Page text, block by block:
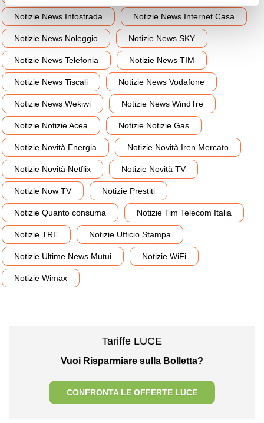
Notizie News Infostrada Notizie News Internet Casa
Notizie News Noleggio Notizie News SKY
Notizie News Telefonia Notizie News TIM
Notizie News Tiscali Notizie News Vodafone
Notizie News Wekiwi Notizie News WindTre
Notizie Notizie Acea Notizie Notizie Gas
Notizie Novità Energia Notizie Novità Iren Mercato
Notizie Novità Netflix Notizie Novità TV
Notizie Now TV Notizie Prestiti
Notizie Quanto consuma Notizie Tim Telecom Italia
Notizie TRE Notizie Ufficio Stampa
Notizie Ultime News Mutui Notizie WiFi
Notizie Wimax
Tariffe LUCE
Vuoi Risparmiare sulla Bolletta?
CONFRONTA LE OFFERTE LUCE